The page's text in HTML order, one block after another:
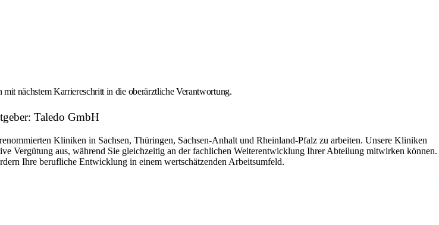
nächstem Karriereschritt in die oberärztliche Verantwortung.
Taledo GmbH
Kliniken in Sachsen, Thüringen, Sachsen-Anhalt und Rheinland-Pfalz zu arbeiten. Unsere Kliniken
Vergütung aus, während Sie gleichzeitig an der fachlichen Weiterentwicklung Ihrer Abteilung mitwirken können.
Ihre berufliche Entwicklung in einem wertschätzenden Arbeitsumfeld.